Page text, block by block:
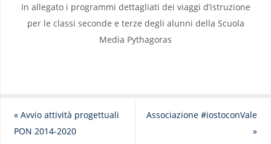
In allegato i programmi dettagliati dei viaggi d’istruzione
per le classi seconde e terze degli alunni della Scuola
Media Pythagoras
«Avvio attività progettuali
PON 2014-2020
Associazione #iostoconVale
»